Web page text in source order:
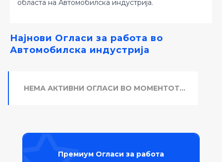
областа на Автомобилска индустрија.
Најнови Огласи за работа во
Автомобилска индустрија
НЕМА АКТИВНИ ОГЛАСИ ВО МОМЕНТОТ...
Премиум Огласи за работа